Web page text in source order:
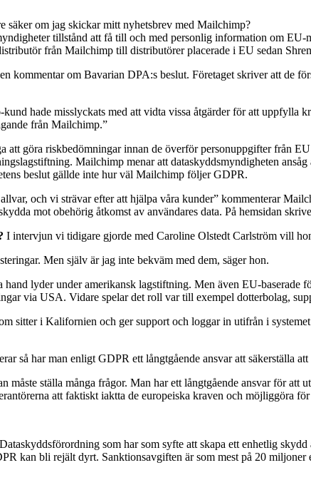
säker om jag skickar mitt nyhetsbrev med Mailchimp?
tillstånd att få till och med personlig information om EU-
från Mailchimp till distributörer placerade i EU sedan
kommentar om Bavarian DPA:s beslut. Företaget skriver att de
hade misslyckats med att vidta vissa åtgärder för att
från Mailchimp.”
att göra riskbedömningar innan de överför personuppgifter från
Mailchimp menar att dataskyddsmyndigheten
beslut gällde inte hur väl Mailchimp följer GDPR.
och vi strävar efter att hjälpa våra kunder” kommenterar
mot obehörig åtkomst av användares data. På hemsidan
I intervjun vi tidigare gjorde med Caroline Olstedt Carlström vill
Men själv är jag inte bekväm med dem, säger hon.
hand lyder under amerikansk lagstiftning. Men även EU-
via USA. Vidare spelar det roll var till exempel dotterbolag,
sitter i Kalifornien och ger support och loggar in utifrån i
så har man enligt GDPR ett långtgående ansvar att säkerställa att
måste ställa många frågor. Man har ett långtgående ansvar för
att faktiskt iaktta de europeiska kraven och möjliggöra
som har som syfte att skapa ett enhetlig
kan bli rejält dyrt. Sanktionsavgiften är som mest på 20